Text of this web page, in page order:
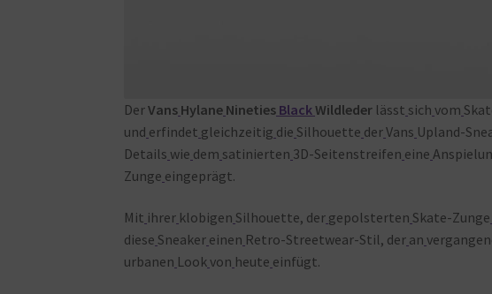
DerVans Hylane Nineties BlackWildleder lässt sich vom
und erfindet gleichzeitig die Silhouette derVans Upland-
Details wie dem satinierten 3D-Seitenstreifen eine
Zunge eingeprägt.
Mit ihrer klobigen Silhouette, der gepolsterten Skate-Zunge
diese Sneaker einen Retro-Streetwear-Stil, der an
urbanen Lookvon heute einfügt.